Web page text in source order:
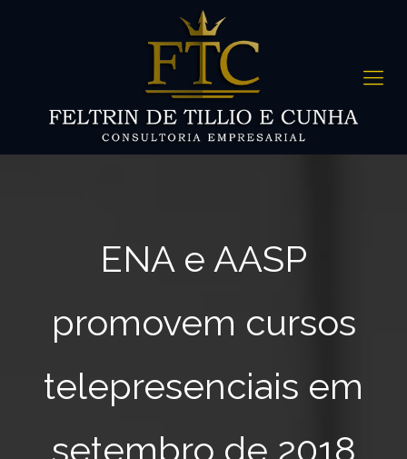
ENA e AASP
promovem cursos
telepresenciais em
setembro de 2018